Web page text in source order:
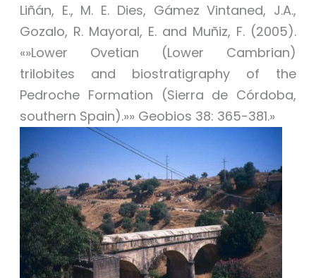
Liñán, E., M. E. Dies, Gámez Vintaned, J.A.,
Gozalo, R. Mayoral, E. and Muñiz, F. (2005).
«»Lower Ovetian (Lower Cambrian)
trilobites and biostratigraphy of the
Pedroche Formation (Sierra de Córdoba,
southern Spain).»» Geobios 38: 365-381.»